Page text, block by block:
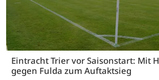
Eintracht Trier vor Saisonstart: Mit
gegen Fulda zum Auftaktsieg